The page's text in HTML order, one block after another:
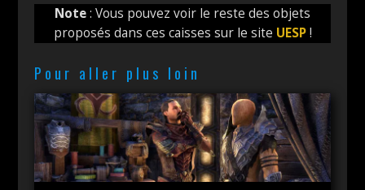
Note: Vous pouvez voir le reste des objets
proposés dans ces caisses sur le site UESP!
Pour aller plus loin